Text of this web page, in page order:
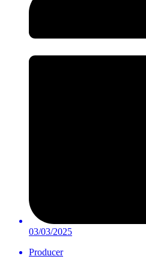
03/03/2025
Producer